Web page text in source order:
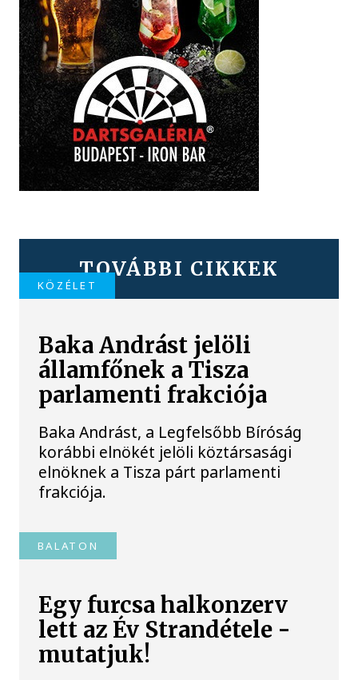
TOVÁBBI CIKKEK
KÖZÉLET
Baka Andrást jelöli
államfőnek a Tisza
parlamenti frakciója
Baka Andrást, a Legfelsőbb Bíróság
korábbi elnökét jelöli köztársasági
elnöknek a Tisza párt parlamenti
frakciója.
BALATON
Egy furcsa halkonzerv
lett az Év Strandétele -
mutatjuk!